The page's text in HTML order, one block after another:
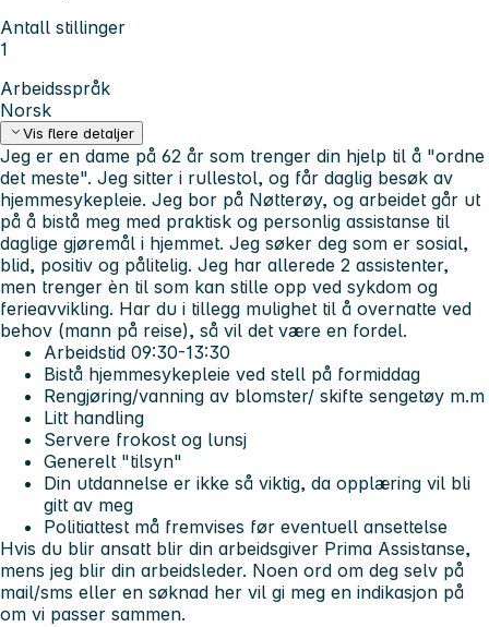
Antall stillinger
1
Arbeidsspråk
Norsk
Vis flere detaljer
Jeg er en dame på 62 år som trenger din hjelp til å "ordne
det meste". Jeg sitter i rullestol, og får daglig besøk av
hjemmesykepleie. Jeg bor på Nøtterøy, og arbeidet går ut
på å bistå meg med praktisk og personlig assistanse til
daglige gjøremål i hjemmet. Jeg søker deg som er sosial,
blid, positiv og pålitelig. Jeg har allerede 2 assistenter,
men trenger èn til som kan stille opp ved sykdom og
ferieavvikling. Har du i tillegg mulighet til å overnatte ved
behov (mann på reise), så vil det være en fordel.
Arbeidstid 09:30-13:30
Bistå hjemmesykepleie ved stell på formiddag
Rengjøring/vanning av blomster/ skifte sengetøy m.m
Litt handling
Servere frokost og lunsj
Generelt "tilsyn"
Din utdannelse er ikke så viktig, da opplæring vil bli
gitt av meg
Politiattest må fremvises før eventuell ansettelse
Hvis du blir ansatt blir din arbeidsgiver Prima Assistanse,
mens jeg blir din arbeidsleder. Noen ord om deg selv på
mail/sms eller en søknad her vil gi meg en indikasjon på
om vi passer sammen.